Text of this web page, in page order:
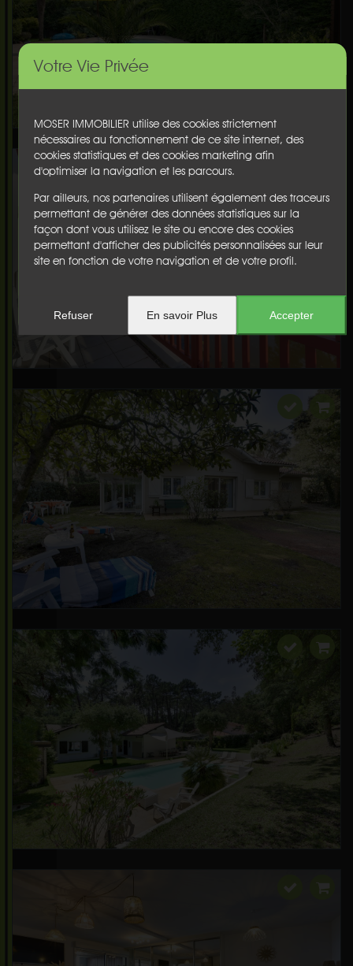
Votre Vie Privée
MOSER IMMOBILIER utilise des cookies strictement
nécessaires au fonctionnement de ce site internet, des
cookies statistiques et des cookies marketing afin
d'optimiser la navigation et les parcours.
Par ailleurs, nos partenaires utilisent également des traceurs
permettant de générer des données statistiques sur la
façon dont vous utilisez le site ou encore des cookies
permettant d'afficher des publicités personnalisées sur leur
site en fonction de votre navigation et de votre profil.
Refuser En savoir Plus Accepter